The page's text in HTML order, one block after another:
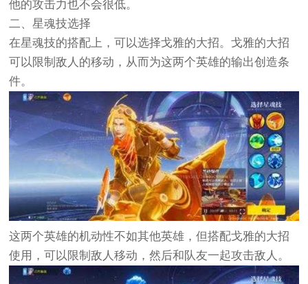
他的攻击力也不会很低。
二、星魂技选择
在星魂技的搭配上，可以选择戈雅的大招。戈雅的大招
可以限制敌人的移动，从而为这两个英雄的输出创造条
件。
这两个英雄的机动性不如其他英雄，但搭配戈雅的大招
使用，可以限制敌人移动，然后和队友一起攻击敌人。